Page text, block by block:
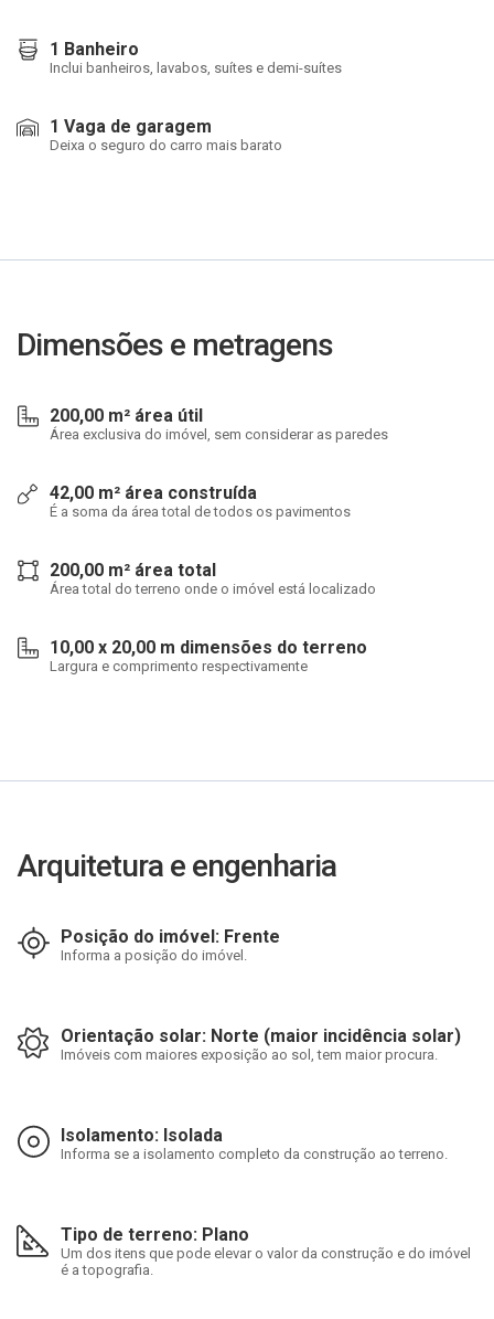
1 Banheiro
Inclui banheiros, lavabos, suítes e demi-suítes
1 Vaga de garagem
Deixa o seguro do carro mais barato
Dimensões e metragens
200,00 m² área útil
Área exclusiva do imóvel, sem considerar as paredes
42,00 m² área construída
É a soma da área total de todos os pavimentos
200,00 m² área total
Área total do terreno onde o imóvel está localizado
10,00 x 20,00 m dimensões do terreno
Largura e comprimento respectivamente
Arquitetura e engenharia
Posição do imóvel: Frente
Informa a posição do imóvel.
Orientação solar: Norte (maior incidência solar)
Imóveis com maiores exposição ao sol, tem maior procura.
Isolamento: Isolada
Informa se a isolamento completo da construção ao terreno.
Tipo de terreno: Plano
Um dos itens que pode elevar o valor da construção e do imóvel
é a topografia.